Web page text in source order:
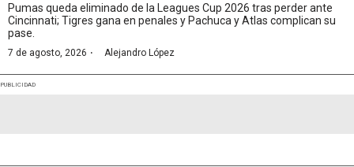
Pumas queda eliminado de la Leagues Cup 2026 tras perder ante
Cincinnati; Tigres gana en penales y Pachuca y Atlas complican su
pase.
7 de agosto, 2026 · Alejandro López
PUBLICIDAD